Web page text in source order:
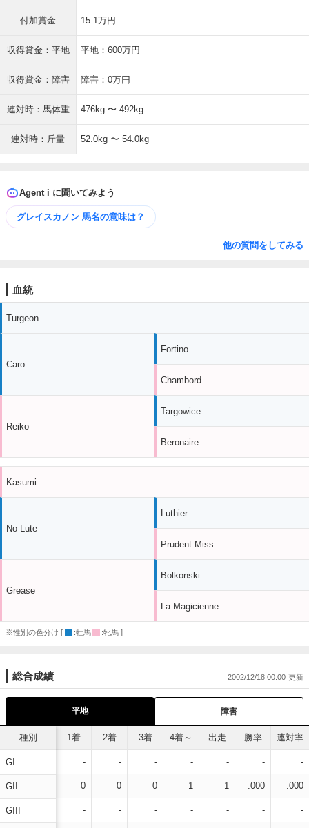
付加賞金 15.1万円
収得賞金：平地 平地：600万円
収得賞金：障害 障害：0万円
連対時：馬体重 476kg 〜 492kg
連対時：斤量 52.0kg 〜 54.0kg
Agent i に聞いてみよう
グレイスカノン 馬名の意味は？
他の質問をしてみる
血統
Turgeon
Caro
Reiko
Fortino
Chambord
Targowice
Beronaire
Kasumi
No Lute
Grease
Luthier
Prudent Miss
Bolkonski
La Magicienne
※性別の色分け [ :牡馬 :牝馬 ]
総合成績 2002/12/18 00:00
平地 障害
種別
GI
GII
GIII
1着 2着 3着 4着～ 出走 勝率 連対率
- - - - - - -
0 0 0 1 1 .000 .000
- - - - - - -